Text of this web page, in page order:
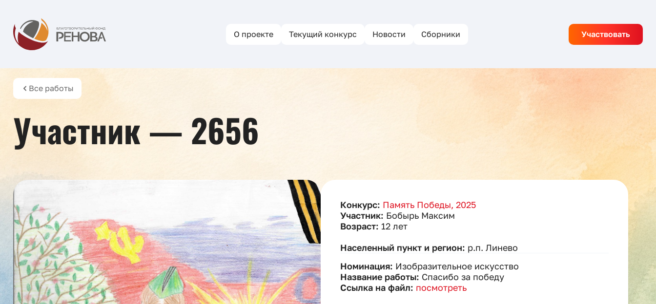
О проекте Текущий конкурс Новости Сборники Участвовать
Все работы
Участник — 2656
Конкурс: Память Победы, 2025
Участник: Бобырь Максим
Возраст: 12 лет
Населенный пункт и регион: р.п. Линево
Номинация: Изобразительное искусство
Название работы: Спасибо за победу
Ссылка на файл: посмотреть